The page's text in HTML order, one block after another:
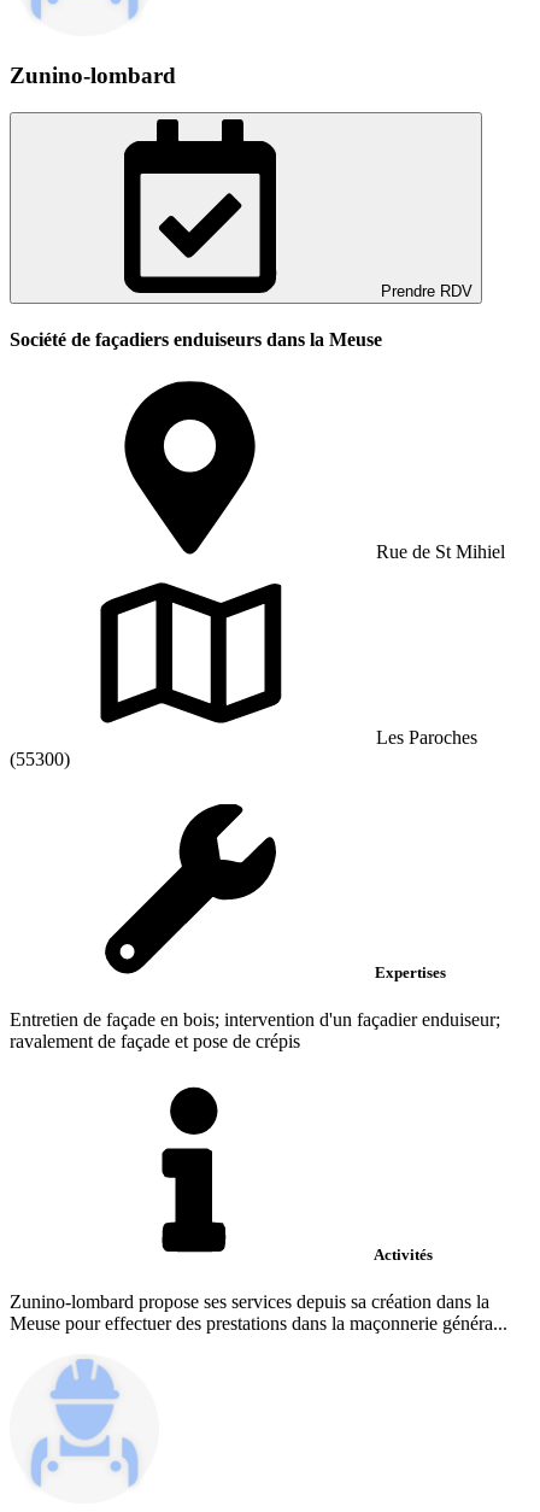
Zunino-lombard
Prendre RDV
Société de façadiers enduiseurs dans la Meuse
Rue de St Mihiel
Les Paroches
(55300)
Expertises
Entretien de façade en bois; intervention d'un façadier enduiseur;
ravalement de façade et pose de crépis
Activités
Zunino-lombard propose ses services depuis sa création dans la
Meuse pour effectuer des prestations dans la maçonnerie généra...